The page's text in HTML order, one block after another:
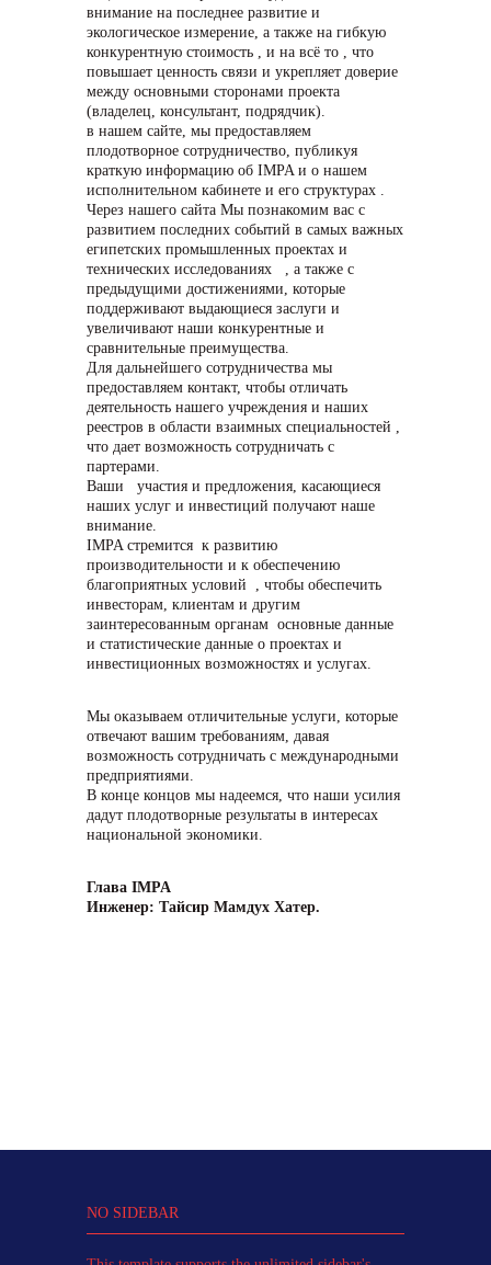
внимание на последнее развитие и
экологическое измерение, а также на гибкую
конкурентную стоимость , и на всё то , что
повышает ценность связи и укрепляет доверие
между основными сторонами проекта
(владелец, консультант, подрядчик).
в нашем сайте, мы предоставляем
плодотворное сотрудничество, публикуя
краткую информацию об IMPA и о нашем
исполнительном кабинете и его структурах .
Через нашего сайта Мы познакомим вас с
развитием последних событий в самых важных
египетских промышленных проектах и
технических исследованиях , а также с
предыдущими достижениями, которые
поддерживают выдающиеся заслуги и
увеличивают наши конкурентные и
сравнительные преимущества.
Для дальнейшего сотрудничества мы
предоставляем контакт, чтобы отличать
деятельность нашего учреждения и наших
реестров в области взаимных специальностей ,
что дает возможность сотрудничать с
партерами.
Ваши участия и предложения, касающиеся
наших услуг и инвестиций получают наше
внимание.
IMPA стремится к развитию
производительности и к обеспечению
благоприятных условий , чтобы обеспечить
инвесторам, клиентам и другим
заинтересованным органам основные данные
и статистические данные о проектах и
инвестиционных возможностях и услугах.
Мы оказываем отличительные услуги, которые
отвечают вашим требованиям, давая
возможность сотрудничать с международными
предприятиями.
В конце концов мы надеемся, что наши усилия
дадут плодотворные результаты в интересах
национальной экономики.
Глава IMPA
Инженер: Тайсир Мамдух Хатер.
NO SIDEBAR